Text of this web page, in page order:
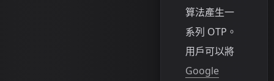
算法產生一
系列 OTP。
用戶可以將
Google